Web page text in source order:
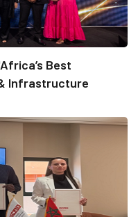
Best
Infrastructure